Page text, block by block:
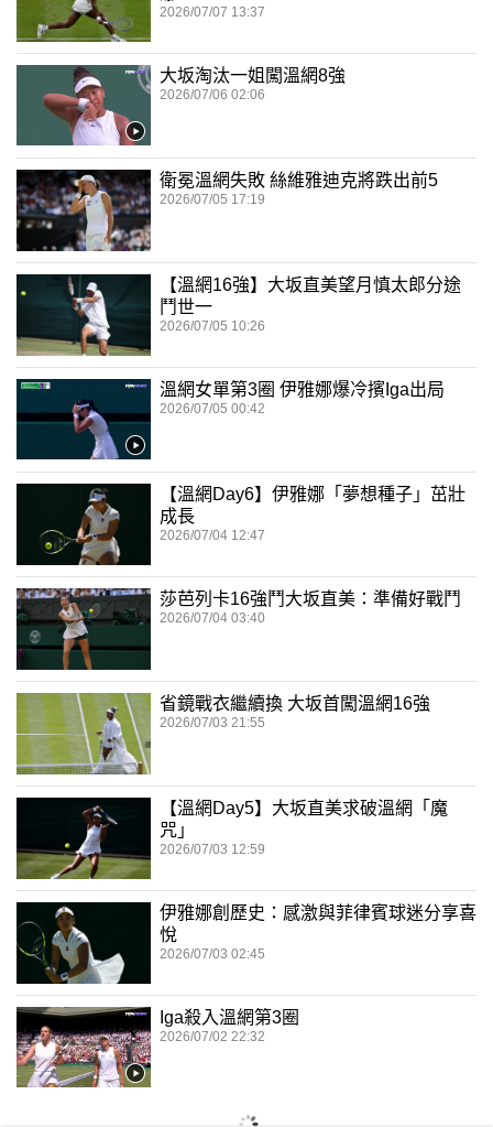
2026/07/07 13:37
大坂淘汰一姐闖溫網8強
2026/07/06 02:06
衛冕溫網失敗 絲維雅迪克將跌出前5
2026/07/05 17:19
【溫網16強】大坂直美望月慎太郎分途
鬥世一
2026/07/05 10:26
溫網女單第3圈 伊雅娜爆冷擯Iga出局
2026/07/05 00:42
【溫網Day6】伊雅娜「夢想種子」茁壯
成長
2026/07/04 12:47
莎芭列卡16強鬥大坂直美：準備好戰鬥
2026/07/04 03:40
省鏡戰衣繼續換 大坂首闖溫網16強
2026/07/03 21:55
【溫網Day5】大坂直美求破溫網「魔
咒」
2026/07/03 12:59
伊雅娜創歷史：感激與菲律賓球迷分享喜
悅
2026/07/03 02:45
Iga殺入溫網第3圈
2026/07/02 22:32